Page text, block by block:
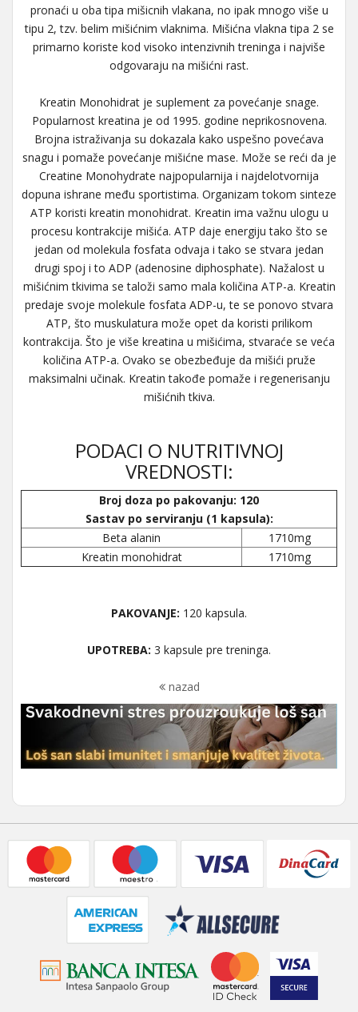
pronaći u oba tipa mišicnih vlakana, no ipak mnogo više u
tipu 2, tzv. belim mišićnim vlaknima. Mišićna vlakna tipa 2 se
primarno koriste kod visoko intenzivnih treninga i najviše
odgovaraju na mišićni rast.
Kreatin Monohidrat je suplement za povećanje snage.
Popularnost kreatina je od 1995. godine neprikosnovena.
Brojna istraživanja su dokazala kako uspešno povećava
snagu i pomaže povećanje mišićne mase. Može se reći da je
Creatine Monohydrate najpopularnija i najdelotvornija
dopuna ishrane među sportistima. Organizam tokom sinteze
ATP koristi kreatin monohidrat. Kreatin ima važnu ulogu u
procesu kontrakcije mišića. ATP daje energiju tako što se
jedan od molekula fosfata odvaja i tako se stvara jedan
drugi spoj i to ADP (adenosine diphosphate). Nažalost u
mišićnim tkivima se taloži samo mala količina ATP-a. Kreatin
predaje svoje molekule fosfata ADP-u, te se ponovo stvara
ATP, što muskulatura može opet da koristi prilikom
kontrakcija. Što je više kreatina u mišićima, stvaraće se veća
količina ATP-a. Ovako se obezbeđuje da mišići pruže
maksimalni učinak. Kreatin takođe pomaže i regenerisanju
mišićnih tkiva.
PODACI O NUTRITIVNOJ
VREDNOSTI:
Broj doza po pakovanju: 120
Sastav po serviranju (1 kapsula):
Beta alanin
1710mg
Kreatin monohidrat
1710mg
PAKOVANJE: 120 kapsula.
UPOTREBA: 3 kapsule pre treninga.
nazad